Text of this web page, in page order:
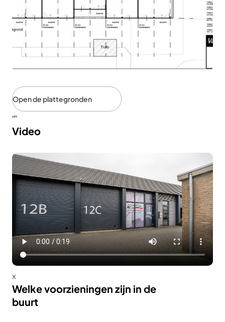
Open de plattegronden
Video
x
Welke voorzieningen zijn in de
buurt